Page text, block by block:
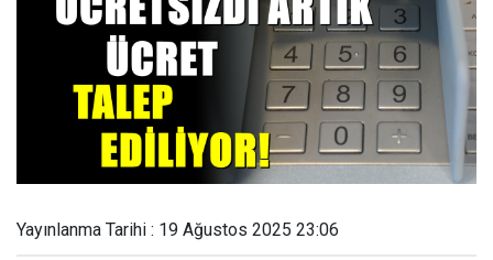
Yayınlanma Tarihi : 19 Ağustos 2025 23:06